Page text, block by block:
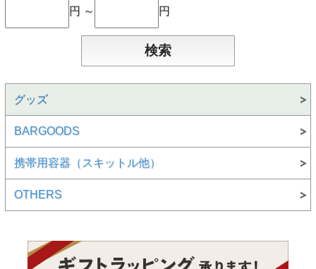
円 ～
円
グッズ
BARGOODS
携帯用容器（スキットル他）
OTHERS